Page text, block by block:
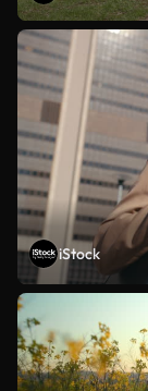
iStock